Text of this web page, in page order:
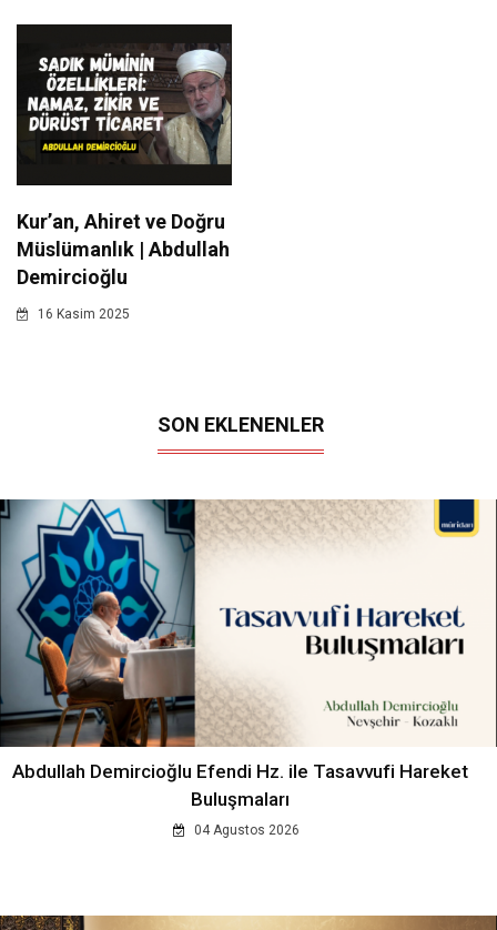
Kur’an, Ahiret ve Doğru
Müslümanlık | Abdullah
Demircioğlu
16 Kasim 2025
SON EKLENENLER
Abdullah Demircioğlu Efendi Hz. ile Tasavvufi Hareket
Buluşmaları
04 Agustos 2026